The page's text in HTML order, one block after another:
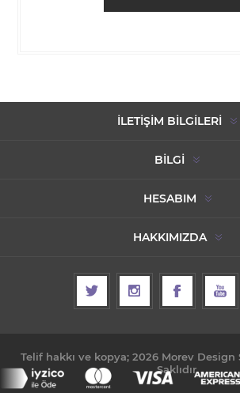
İLETIŞIM BILGILERI
BILGI
HESABIM
HAKKIMIZDA
Telif hakkı ve kopya; 2026 Morev Design
Saklıdır.